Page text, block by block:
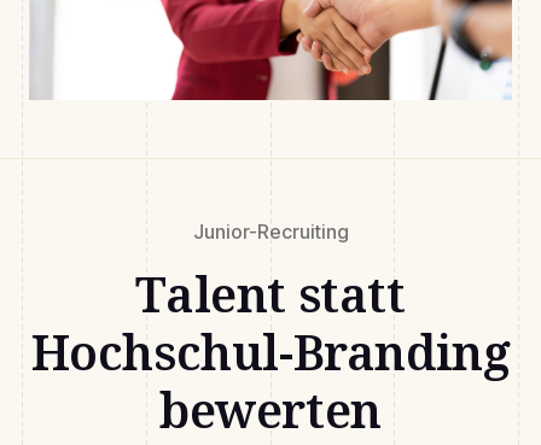
Junior-Recruiting
Talent statt
Hochschul-Branding
bewerten